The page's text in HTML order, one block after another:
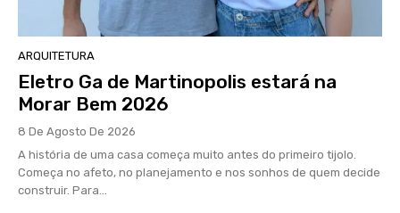
ARQUITETURA
Eletro Ga de Martinopolis estará na
Morar Bem 2026
8 De Agosto De 2026
A história de uma casa começa muito antes do primeiro tijolo.
Começa no afeto, no planejamento e nos sonhos de quem decide
construir. Para...